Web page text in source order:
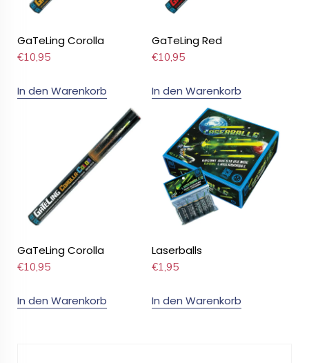
GaTeLing Corolla
€10,95
In den Warenkorb
GaTeLing Red
€10,95
In den Warenkorb
GaTeLing Corolla
€10,95
In den Warenkorb
Laserballs
€1,95
In den Warenkorb